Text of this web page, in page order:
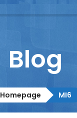
Blog
Homepage MI6